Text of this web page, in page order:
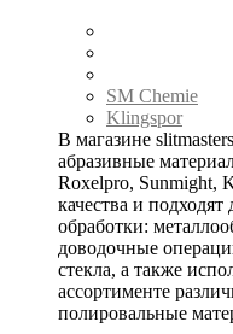
SM Chemie
Klingspor
В магазине
абразивные
Roxelpro, Sunmight,
качества и
обработки:
доводочные
стекла, а также
ассортименте
полировальные